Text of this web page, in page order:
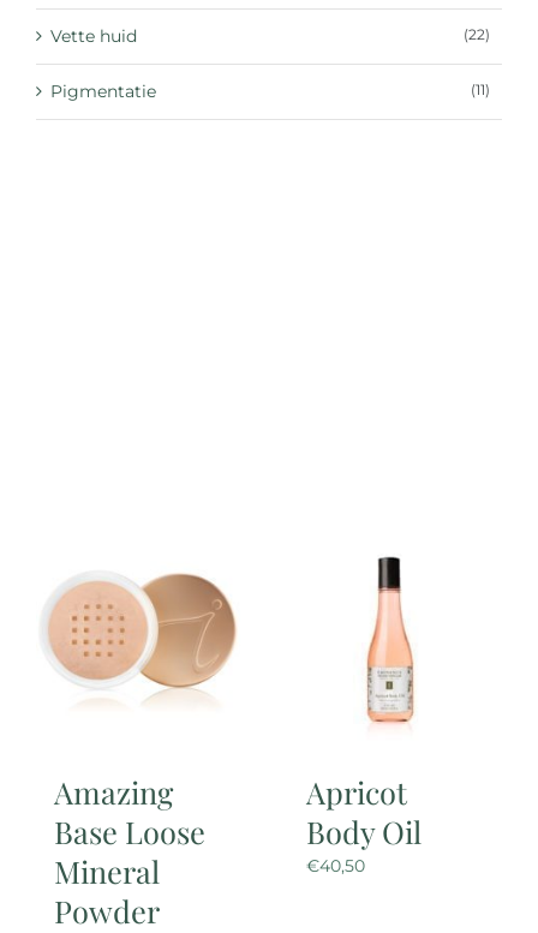
Amazing
Base Loose
Mineral
Powder
Apricot
Body Oil
€40,50
Vette huid (22)
Pigmentatie (11)